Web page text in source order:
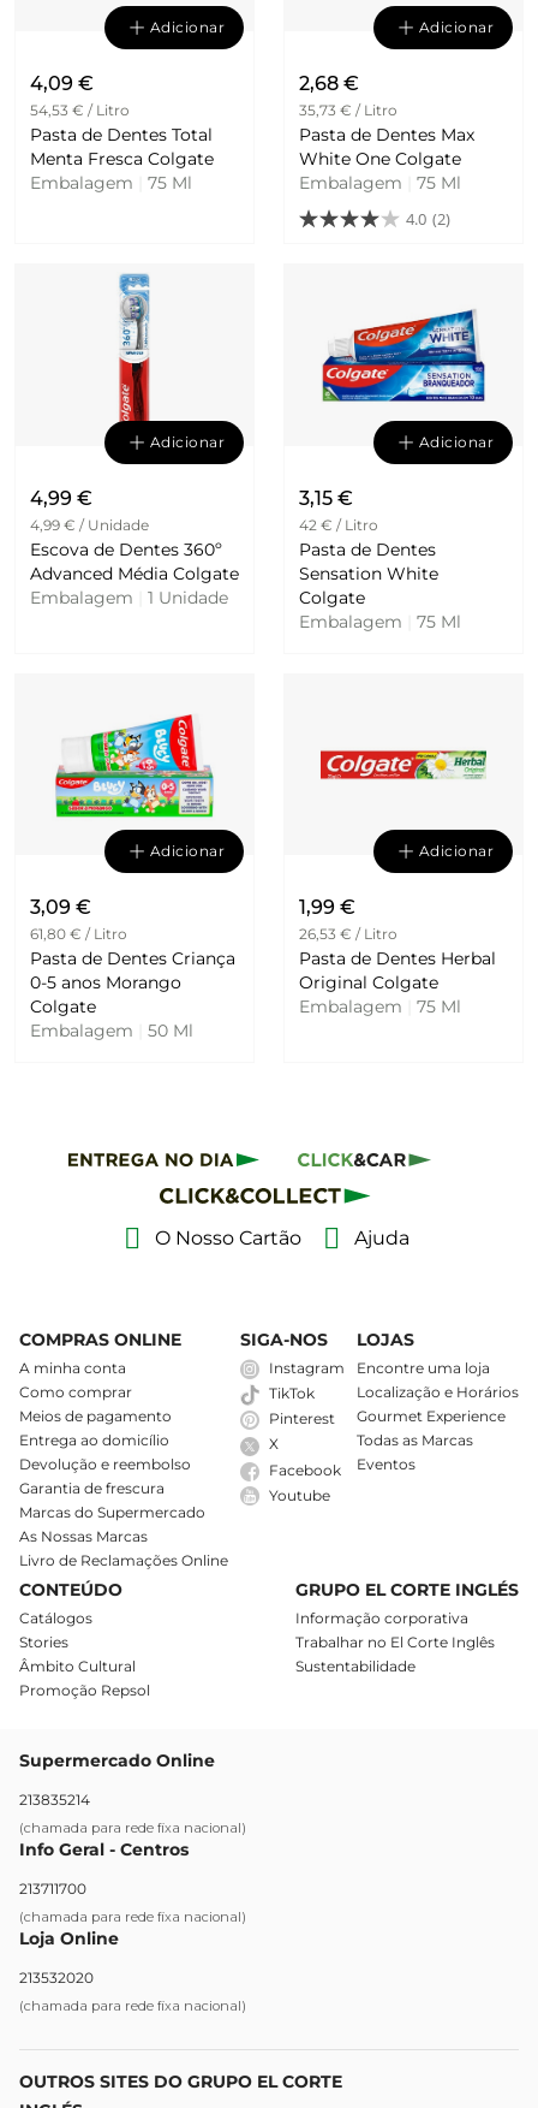
Adicionar
4,09 €
54,53 € / Litro
Pasta de Dentes Total
Menta Fresca Colgate
Embalagem
75 Ml
Adicionar
2,68 €
35,73 € / Litro
Pasta de Dentes Max
White One Colgate
Embalagem
75 Ml
4.0 (2)
Adicionar
4,99 €
4,99 € / Unidade
Escova de Dentes 360º
Advanced Média Colgate
Embalagem
1 Unidade
Adicionar
3,15 €
42 € / Litro
Pasta de Dentes
Sensation White
Colgate
Embalagem
75 Ml
Adicionar
3,09 €
61,80 € / Litro
Pasta de Dentes Criança
0-5 anos Morango
Colgate
Embalagem
50 Ml
Adicionar
1,99 €
26,53 € / Litro
Pasta de Dentes Herbal
Original Colgate
Embalagem
75 Ml
O Nosso Cartão Ajuda
COMPRAS ONLINE
A minha conta
Como comprar
Meios de pagamento
Entrega ao domicílio
Devolução e reembolso
Garantia de frescura
Marcas do Supermercado
As Nossas Marcas
Livro de Reclamações Online
SIGA-NOS
Instagram
TikTok
Pinterest
X
Facebook
Youtube
LOJAS
Encontre uma loja
Localização e Horários
Gourmet Experience
Todas as Marcas
Eventos
CONTEÚDO
Catálogos
Stories
Âmbito Cultural
Promoção Repsol
GRUPO EL CORTE INGLÉS
Informação corporativa
Trabalhar no El Corte Inglês
Sustentabilidade
Supermercado Online
213835214
(chamada para rede fixa nacional)
Info Geral - Centros
213711700
(chamada para rede fixa nacional)
Loja Online
213532020
(chamada para rede fixa nacional)
OUTROS SITES DO GRUPO EL CORTE